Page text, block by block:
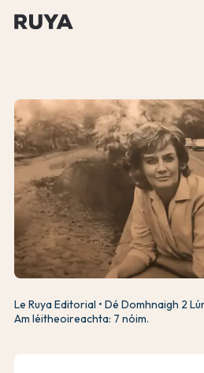
Le Ruya Editorial
Dé Domhnaigh 2
Am léitheoireachta: 7 nóim.